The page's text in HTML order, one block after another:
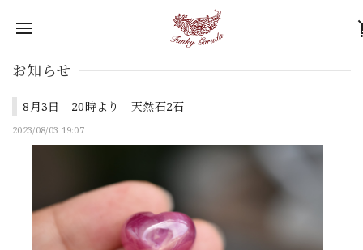
お知らせ
8月3日 20時より 天然石2石
2023/08/03 19:07